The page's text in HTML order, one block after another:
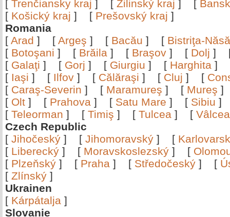
[ Trenčiansky kraj ] [ Žilinský kraj ] [
[ Košický kraj ] [ Prešovský kraj ]
Romania
[ Arad ] [ Argeş ] [ Bacău ] [ Bistriţa-
[ Botoşani ] [ Brăila ] [ Braşov ] [ Dolj ]
[ Galaţi ] [ Gorj ] [ Giurgiu ] [ Harghita ]
[ Iaşi ] [ Ilfov ] [ Călăraşi ] [ Cluj ] [
[ Caraş-Severin ] [ Maramureş ] [ Mureş
[ Olt ] [ Prahova ] [ Satu Mare ] [ Sibiu
[ Teleorman ] [ Timiş ] [ Tulcea ] [
Czech Republic
[ Jihočeský ] [ Jihomoravský ] [
[ Liberecký ] [ Moravskoslezský ] [
[ Plzeňský ] [ Praha ] [ Středočeský ] [
[ Zlínský ]
Ukrainen
[ Kárpátalja ]
Slovanie